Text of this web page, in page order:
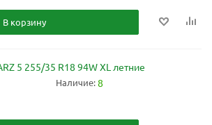
В корзину
5 255/35 R18 94W XL летние
Наличие:8